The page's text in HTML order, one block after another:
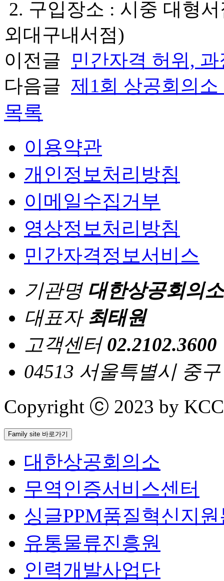
2. 구입장소 : 시중 대형
외대구내서점)
이전글
민간자격 허위,
다음글 제1회 상공회의
목록
이용약관
개인정보처리방침
이메일수집거부
영상정보처리방침
민간자격정보서비스
기관명 대한상공회의소
대표자 최태원
고객센터 02.2102.3600
04513 서울특별시 중
Copyright ⓒ 2023 by
Family site 바로가기
대한상공회의소
무역인증서비스센터
싱글PPM품질혁신지
유통물류진흥원
인력개발사업단